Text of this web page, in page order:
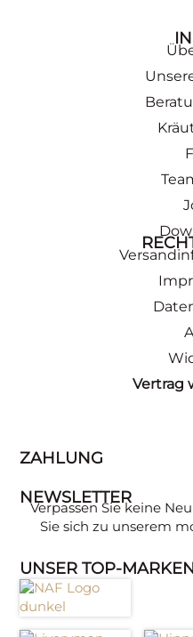
Vertrag
ZAHLUNG
NEWSLETTER
Verpassen Sie keine
Sie sich zu unserem
UNSER TOP-